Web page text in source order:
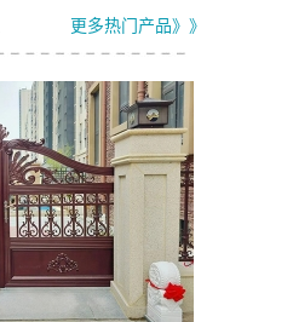
更多热门产品》》